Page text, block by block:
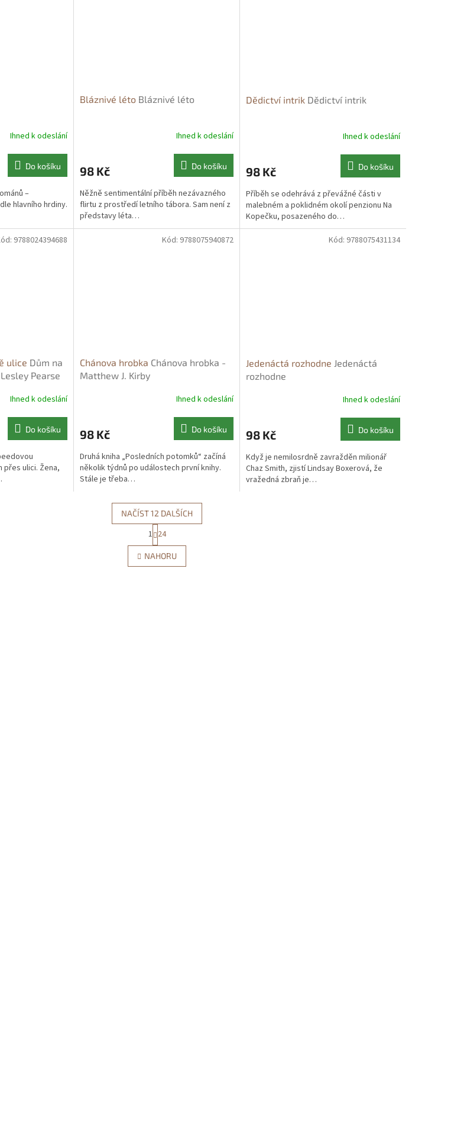
Ihned k odeslání
Do košíku
–
hlavního hrdiny.
Bláznivé léto Bláznivé léto
Ihned k odeslání
98 Kč Do košíku
Něžně sentimentální příběh nezávazného
flirtu z prostředí letního tábora. Sam není z
představy léta…
Dědictví intrik Dědictví intrik
Ihned k odeslání
98 Kč Do košíku
Příběh se odehrává z převážné části v
malebném a poklidném okolí penzionu Na
Kopečku, posazeného do…
ulice Dům na
Pearse
Ihned k odeslání
Do košíku
přes ulici. Žena,
9788024394688
Chánova hrobka Chánova hrobka -
Matthew J. Kirby
Ihned k odeslání
98 Kč Do košíku
Druhá kniha „Posledních potomků“ začíná
několik týdnů po událostech první knihy.
Stále je třeba…
Kód: 9788075940872
Jedenáctá rozhodne Jedenáctá
rozhodne
Ihned k odeslání
98 Kč Do košíku
Když je nemilosrdně zavražděn milionář
Chaz Smith, zjistí Lindsay Boxerová, že
vražedná zbraň je…
Kód: 9788075431134
O
v
l
NAČÍST 12 DALŠÍCH
S
t
r
á
n
1 24
NAHORU